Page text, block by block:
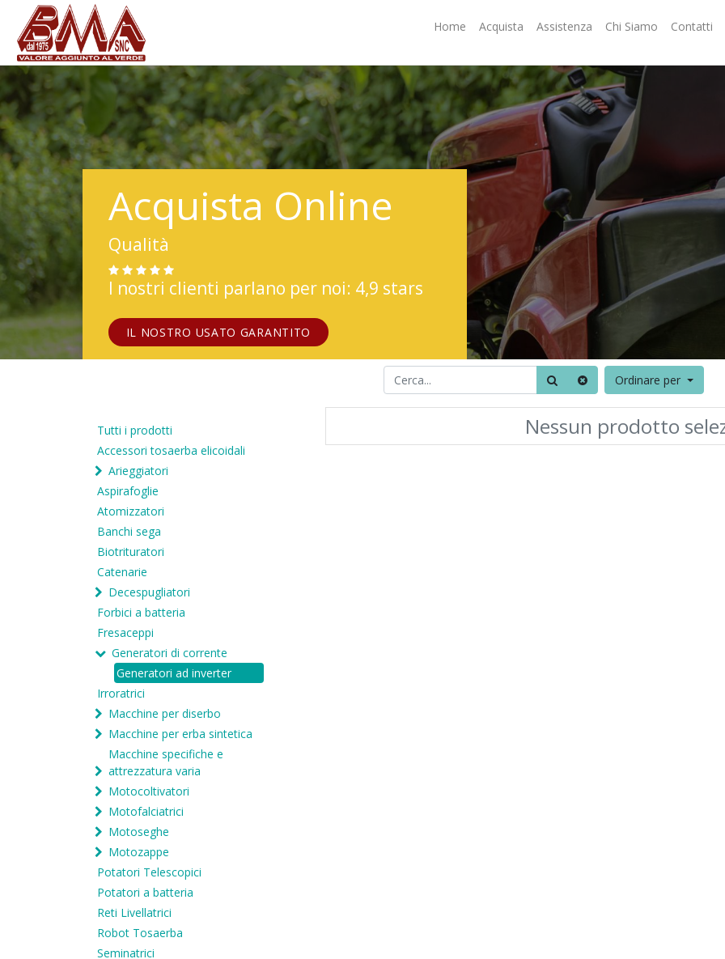
Home Acquista Assistenza Chi Siamo Contatti
Acquista Online
Qualità
I nostri clienti parlano per noi: 4,9 stars
IL NOSTRO USATO GARANTITO
Ordinare per
Tutti i prodotti
Accessori tosaerba elicoidali
Arieggiatori
Aspirafoglie
Atomizzatori
Banchi sega
Biotrituratori
Catenarie
Decespugliatori
Forbici a batteria
Fresaceppi
Generatori di corrente
Generatori ad inverter
Irroratrici
Macchine per diserbo
Macchine per erba sintetica
Macchine specifiche e
attrezzatura varia
Motocoltivatori
Motofalciatrici
Motoseghe
Motozappe
Potatori Telescopici
Potatori a batteria
Reti Livellatrici
Robot Tosaerba
Seminatrici
Nessun prodotto